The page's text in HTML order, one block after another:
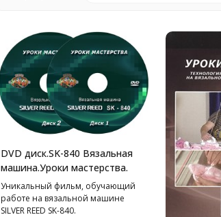
DVD диск.SK-840 Вязальная
машина.Уроки мастерства.
Уникальный фильм, обучающий
работе на вязальной машине
SILVER REED SK-840.